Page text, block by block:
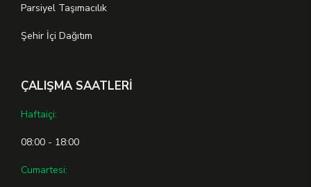
Parsiyel Taşımacılık
Şehir İçi Dağıtım
ÇALIŞMA SAATLERİ
Haftaiçi:
08:00 - 18:00
Cumartesi: